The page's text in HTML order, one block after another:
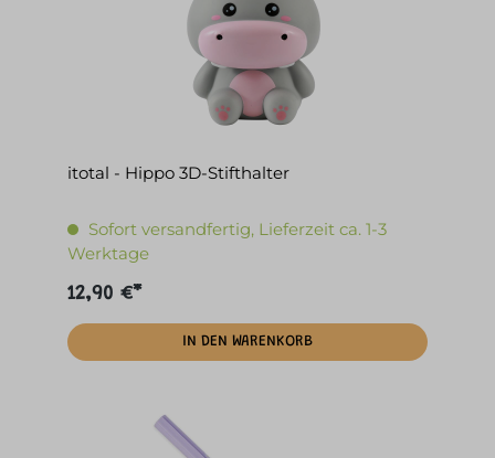
itotal - Hippo 3D-Stifthalter
Sofort versandfertig, Lieferzeit ca. 1-3
Werktage
12,90 €*
IN DEN WARENKORB